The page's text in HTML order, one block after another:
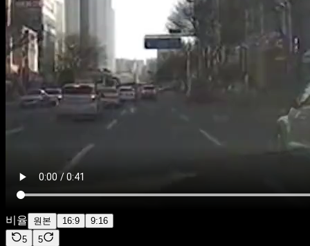
비율 원본 16:9
9:16
5
5